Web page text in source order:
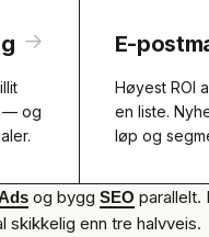
→
— og
E-
Høyest ROI
en liste.
løp og
og bygg SEO parallelt.
skikkelig enn tre halvveis.